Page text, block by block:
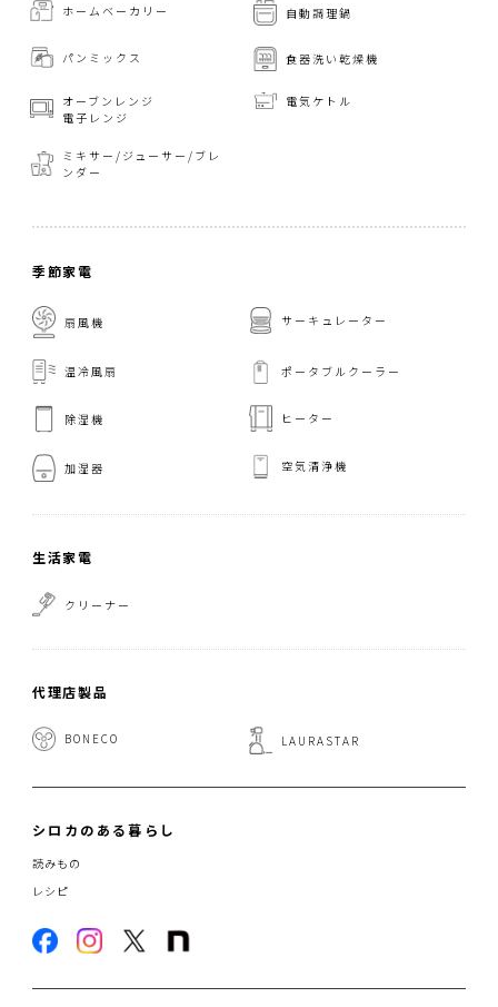
ホームベーカリー 自動調理鍋
パンミックス 食器洗い乾燥機
オーブンレンジ
電子レンジ
電気ケトル
ミキサー/ジューサー/ ブレ
ンダー
季節家電
扇風機 サーキュレーター
温冷風扇 ポータブルクーラー
除湿機 ヒーター
加湿器 空気清浄機
生活家電
クリーナー
代理店製品
BONECO LAURASTAR
シロカのある暮らし
読みもの
レシピ